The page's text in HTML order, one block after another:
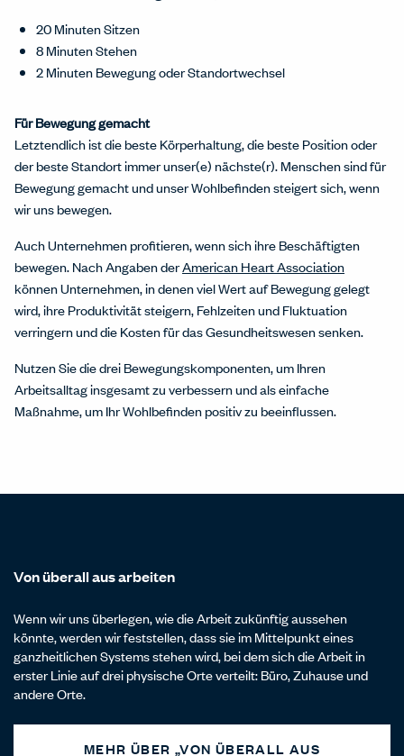
20 Minuten Sitzen
8 Minuten Stehen
2 Minuten Bewegung oder Standortwechsel
Für Bewegung gemacht
Letztendlich ist die beste Körperhaltung, die beste Position oder
der beste Standort immer unser(e) nächste(r). Menschen sind für
Bewegung gemacht und unser Wohlbefinden steigert sich, wenn
wir uns bewegen.
Auch Unternehmen profitieren, wenn sich ihre Beschäftigten
bewegen. Nach Angaben derAmerican Heart Association
können Unternehmen, in denen viel Wert auf Bewegung gelegt
wird, ihre Produktivität steigern, Fehlzeiten und Fluktuation
verringern und die Kosten für das Gesundheitswesen senken.
Nutzen Sie die drei Bewegungskomponenten, um Ihren
Arbeitsalltag insgesamt zu verbessern und als einfache
Maßnahme, um Ihr Wohlbefinden positiv zu beeinflussen.
Von überall aus arbeiten
Wenn wir uns überlegen, wie die Arbeit zukünftig aussehen
könnte, werden wir feststellen, dass sie im Mittelpunkt eines
ganzheitlichen Systems stehen wird, bei dem sich die Arbeit in
erster Linie auf drei physische Orte verteilt: Büro, Zuhause und
andere Orte.
MEHR ÜBER „VON ÜBERALL AUS